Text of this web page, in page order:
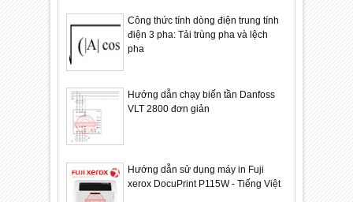
Công thức tính dòng điện trung tính
điện 3 pha: Tải trùng pha và lệch
pha
Hướng dẫn chạy biến tần Danfoss
VLT 2800 đơn giản
Hướng dẫn sử dụng máy in Fuji
xerox DocuPrint P115W - Tiếng Việt